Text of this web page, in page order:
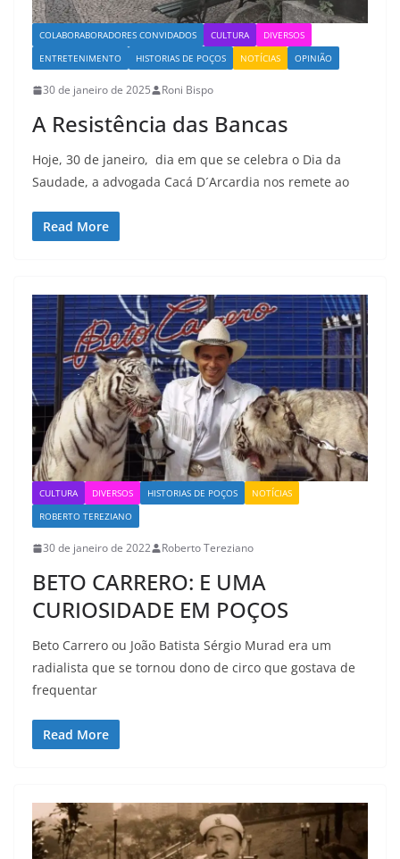
COLABORABORADORES CONVIDADOS CULTURA
DIVERSOS
ENTRETENIMENTO
HISTORIAS DE POÇOS NOTÍCIAS OPINIÃO
30 de janeiro de 2025 Roni Bispo
A Resistência das Bancas
Hoje, 30 de janeiro, dia em que se celebra o Dia da
Saudade, a advogada Cacá D´Arcardia nos remete ao
Read More
CULTURA DIVERSOS HISTORIAS DE POÇOS
NOTÍCIAS
ROBERTO TEREZIANO
30 de janeiro de 2022 Roberto Tereziano
BETO CARRERO: E UMA
CURIOSIDADE EM POÇOS
Beto Carrero ou João Batista Sérgio Murad era um
radialista que se tornou dono de circo que gostava de
frequentar
Read More